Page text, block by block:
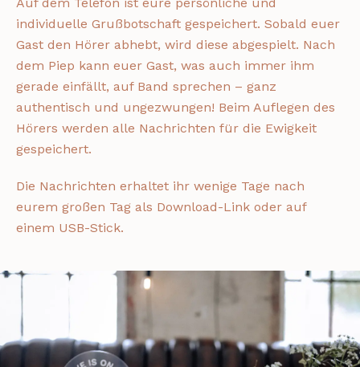
individuelle Grußbotschaft gespeichert. Sobald euer
Gast den Hörer abhebt, wird diese abgespielt. Nach
dem Piep kann euer Gast, was auch immer ihm
gerade einfällt, auf Band sprechen – ganz
authentisch und ungezwungen! Beim Auflegen des
Hörers werden alle Nachrichten für die Ewigkeit
gespeichert.
Die Nachrichten erhaltet ihr wenige Tage nach
eurem großen Tag als Download-Link oder auf
einem USB-Stick.